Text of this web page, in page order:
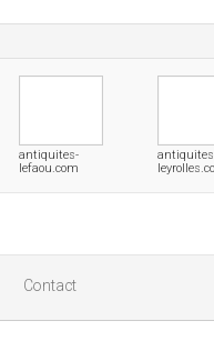
antiquites-
lefaou.com
Contact